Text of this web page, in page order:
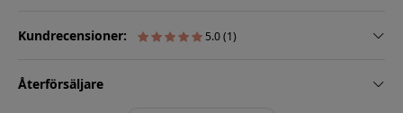
Kundrecensioner: 5.0 (1)
Återförsäljare